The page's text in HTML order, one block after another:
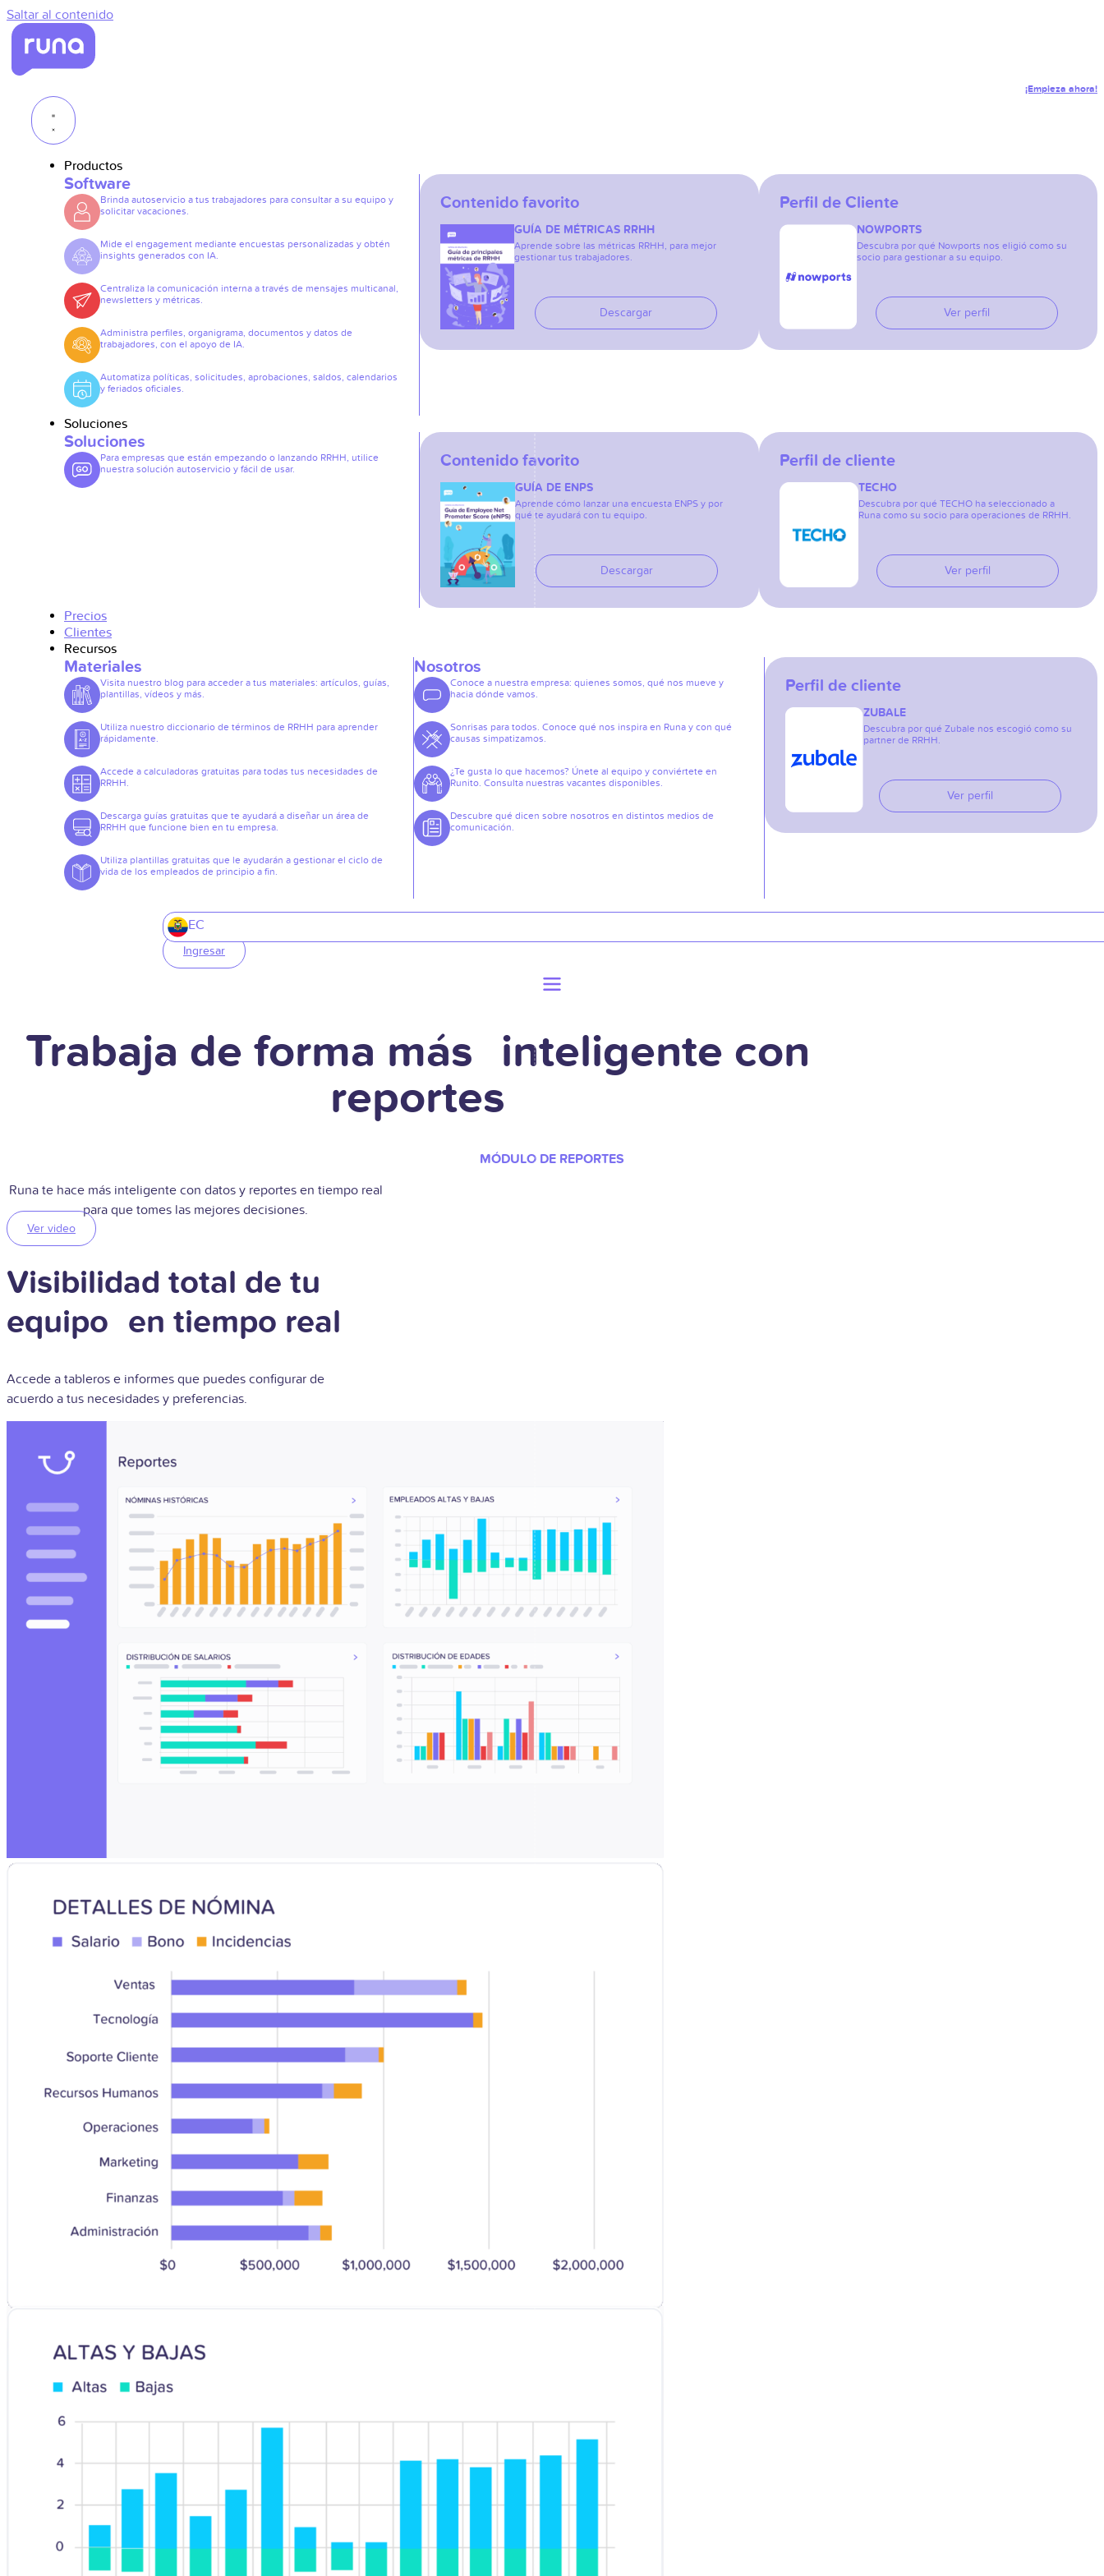
Saltar al contenido
¡Empieza ahora!
Productos
Software
Brinda autoservicio a tus trabajadores para consultar a su equipo y
solicitar vacaciones.
Mide el engagement mediante encuestas personalizadas y obtén
insights generados con IA.
Centraliza la comunicación interna a través de mensajes multicanal,
newsletters y métricas.
Administra perfiles, organigrama, documentos y datos de
trabajadores, con el apoyo de IA.
Automatiza políticas, solicitudes, aprobaciones, saldos, calendarios
y feriados oficiales.
Contenido favorito
GUÍA DE MÉTRICAS RRHH
Aprende sobre las métricas RRHH, para mejor
gestionar tus trabajadores.
Descargar
Perfil de Cliente
NOWPORTS
Descubra por qué Nowports nos eligió como su
socio para gestionar a su equipo.
Ver perfil
Soluciones
Soluciones
Para empresas que están empezando o lanzando RRHH, utilice
nuestra solución autoservicio y fácil de usar.
Contenido favorito
GUÍA DE ENPS
Aprende cómo lanzar una encuesta ENPS y por
qué te ayudará con tu equipo.
Descargar
Perfil de cliente
TECHO
Descubra por qué TECHO ha seleccionado a
Runa como su socio para operaciones de RRHH.
Ver perfil
Precios
Clientes
Recursos
Materiales
Visita nuestro blog para acceder a tus materiales: artículos, guías,
plantillas, vídeos y más.
Utiliza nuestro diccionario de términos de RRHH para aprender
rápidamente.
Accede a calculadoras gratuitas para todas tus necesidades de
RRHH.
Descarga guías gratuitas que te ayudará a diseñar un área de
RRHH que funcione bien en tu empresa.
Utiliza plantillas gratuitas que le ayudarán a gestionar el ciclo de
vida de los empleados de principio a fin.
Nosotros
Conoce a nuestra empresa: quienes somos, qué nos mueve y
hacia dónde vamos.
Sonrisas para todos. Conoce qué nos inspira en Runa y con qué
causas simpatizamos.
¿Te gusta lo que hacemos? Únete al equipo y conviértete en
Runito. Consulta nuestras vacantes disponibles.
Descubre qué dicen sobre nosotros en distintos medios de
comunicación.
Perfil de cliente
ZUBALE
Descubra por qué Zubale nos escogió como su
partner de RRHH.
Ver perfil
EC
Ingresar
Trabaja de forma más inteligente con
reportes
MÓDULO DE REPORTES
Runa te hace más inteligente con datos y reportes en tiempo real
para que tomes las mejores decisiones.
Ver video
Visibilidad total de tu
equipo en tiempo real
Accede a tableros e informes que puedes configurar de
acuerdo a tus necesidades y preferencias.